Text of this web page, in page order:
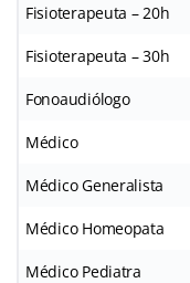
Fisioterapeuta – 20h
Fisioterapeuta – 30h
Fonoaudiólogo
Médico
Médico Generalista
Médico Homeopata
Médico Pediatra